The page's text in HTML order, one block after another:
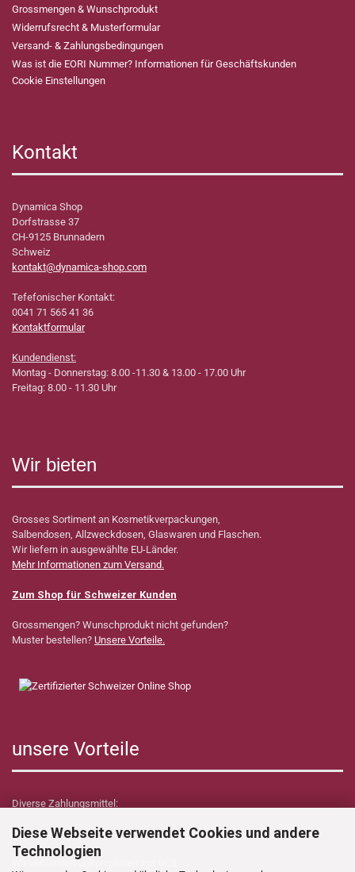
Diese Webseite verwendet Cookies und andere
Technologien
Grossmengen & Wunschprodukt
Widerrufsrecht & Musterformular
Versand- & Zahlungsbedingungen
Was ist die EORI Nummer? Informationen für Geschäftskunden
Cookie Einstellungen
Kontakt
Dynamica Shop
Dorfstrasse 37
CH-9125 Brunnadern
Schweiz
kontakt@dynamica-shop.com
Tefefonischer Kontakt:
0041 71 565 41 36
Kontaktformular
Kundendienst:
Montag - Donnerstag: 8.00 -11.30 & 13.00 - 17.00 Uhr
Freitag: 8.00 - 11.30 Uhr
Wir bieten
Grosses Sortiment an Kosmetikverpackungen,
Salbendosen, Allzweckdosen, Glaswaren und Flaschen.
Wir liefern in ausgewählte EU-Länder.
Mehr Informationen zum Versand.
Zum Shop für Schweizer Kunden
Grossmengen? Wunschprodukt nicht gefunden?
Muster bestellen? Unsere Vorteile.
unsere Vorteile
Diverse Zahlungsmittel:
Wir versenden unkompliziert mit GLS.